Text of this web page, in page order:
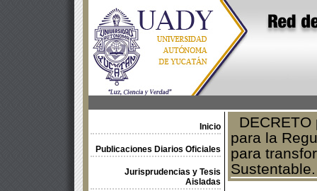
Inicio
Publicaciones Diarios Oficiales
Jurisprudencias y Tesis
Aisladas
para la
para
Sustentable.